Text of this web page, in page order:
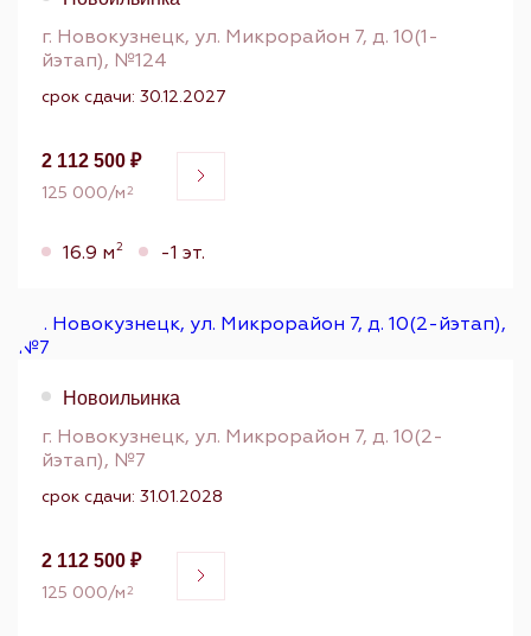
г. Новокузнецк, ул. Микрорайон 7, д. 10(1-
йэтап), №124
срок сдачи: 30.12.2027
2 112 500 ₽
125 000/м2
16.9 м2 -1 эт.
Новоильинка
г. Новокузнецк, ул. Микрорайон 7, д. 10(2-
йэтап), №7
срок сдачи: 31.01.2028
2 112 500 ₽
125 000/м2